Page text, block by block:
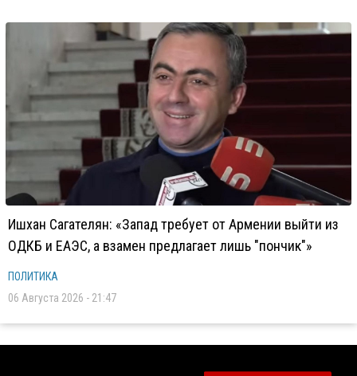
Ишхан Сагателян: «Запад требует от Армении выйти из
ОДКБ и ЕАЭС, а взамен предлагает лишь "пончик"»
ПОЛИТИКА
06 Августа 2026 - 21:47